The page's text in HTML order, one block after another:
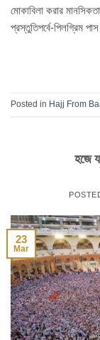
মোকাবিলা করার
প্রস্তুতিপর্বে-পিলগ্রিম
Posted in Hajj From
হজে
23
Mar